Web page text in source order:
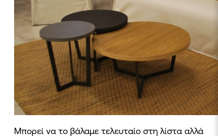
Μπορεί να το βάλαμε τελευταίο στη λίστα αλλά